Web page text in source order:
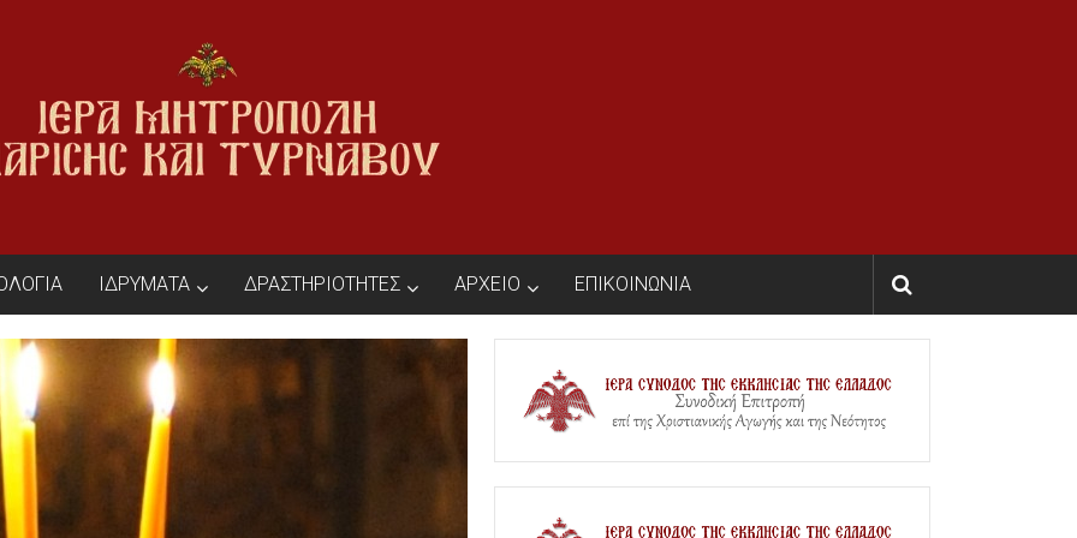
ΙΔΡΥΜΑΤΑ ΔΡΑΣΤΗΡΙΟΤΗΤΕΣ ΑΡΧΕΙΟ ΕΠΙΚΟΙΝΩΝΙΑ